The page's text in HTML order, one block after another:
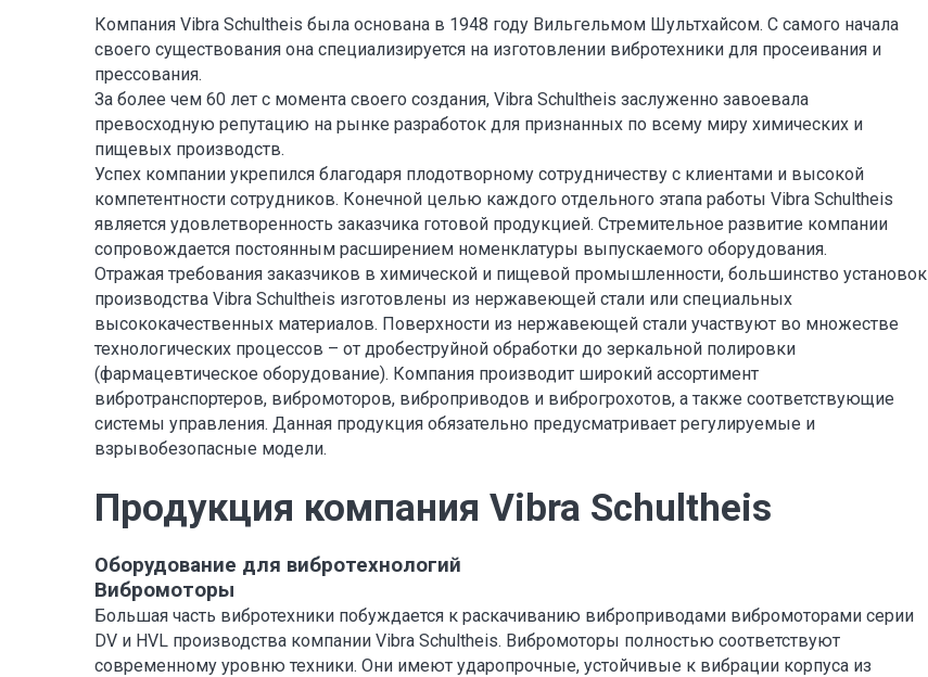
Компания Vibra Schultheis была основана в 1948 году Вильгельмом Шультхайсом. С самого начала
своего существования она специализируется на изготовлении вибротехники для просеивания и
прессования.
За более чем 60 лет с момента своего создания, Vibra Schultheis заслуженно завоевала
превосходную репутацию на рынке разработок для признанных по всему миру химических и
пищевых производств.
Успех компании укрепился благодаря плодотворному сотрудничеству с клиентами и высокой
компетентности сотрудников. Конечной целью каждого отдельного этапа работы Vibra Schultheis
является удовлетворенность заказчика готовой продукцией. Стремительное развитие компании
сопровождается постоянным расширением номенклатуры выпускаемого оборудования.
Отражая требования заказчиков в химической и пищевой промышленности, большинство установок
производства Vibra Schultheis изготовлены из нержавеющей стали или специальных
высококачественных материалов. Поверхности из нержавеющей стали участвуют во множестве
технологических процессов – от дробеструйной обработки до зеркальной полировки
(фармацевтическое оборудование). Компания производит широкий ассортимент
вибротранспортеров, вибромоторов, виброприводов и виброгрохотов, а также соответствующие
системы управления. Данная продукция обязательно предусматривает регулируемые и
взрывобезопасные модели.
Продукция компания Vibra Schultheis
Оборудование для вибротехнологий
Вибромоторы
Большая часть вибротехники побуждается к раскачиванию виброприводами вибромоторами серии
DV и HVL производства компании Vibra Schultheis. Вибромоторы полностью соответствуют
современному уровню техники. Они имеют ударопрочные, устойчивые к вибрации корпуса из